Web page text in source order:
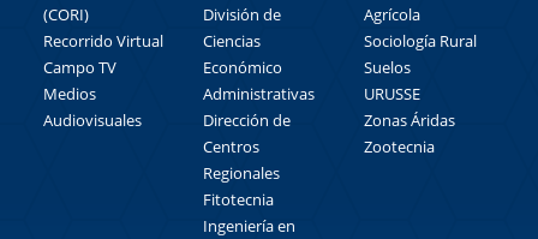
(CORI)
Recorrido Virtual
Campo TV
Medios
Audiovisuales
División de
Ciencias
Económico
Administrativas
Dirección de
Centros
Regionales
Fitotecnia
Ingeniería en
Agrícola
Sociología Rural
Suelos
URUSSE
Zonas Áridas
Zootecnia